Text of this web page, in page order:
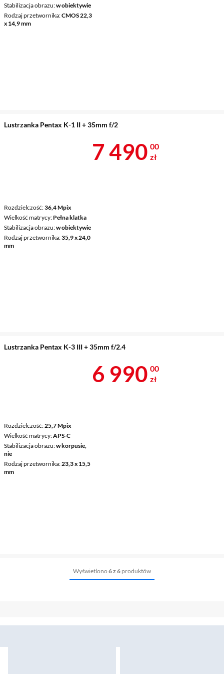
Stabilizacja obrazu w obiektywie
Rodzaj przetwornika CMOS 22,3
x 14,9 mm
Lustrzanka Pentax K-1 II + 35mm f/2
Rozdzielczość 36,4 Mpix
Wielkość matrycy Pełna klatka
Stabilizacja obrazu w obiektywie
Rodzaj przetwornika 35,9 x 24,0
mm
Cena 7 490 zł
7 490 00
zł
Lustrzanka Pentax K-3 III + 35mm f/2.4
Rozdzielczość 25,7 Mpix
Wielkość matrycy APS-C
Stabilizacja obrazu w korpusie,
nie
Rodzaj przetwornika 23,3 x 15,5
mm
Cena 6 990 zł
6 990 00
zł
Wyświetlono 6 z 6 produktów